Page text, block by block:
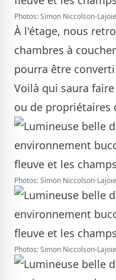
Photos: Simon Niccolson-
À l'étage, nous
chambres à
pourra être
Voilà qui saura
ou de propriétaires
Photos: Simon Niccolson-
Photos: Simon Niccolson-